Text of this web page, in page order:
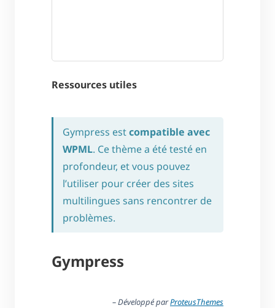
Ressources utiles
Gympress estcompatible avec
WPML. Ce thème a été testé en
profondeur, et vous pouvez
l’utiliser pour créer des sites
multilingues sans rencontrer de
problèmes.
Gympress
– Développé parProteusThemes